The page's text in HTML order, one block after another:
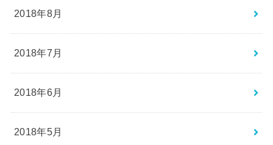
2018年8月
2018年7月
2018年6月
2018年5月